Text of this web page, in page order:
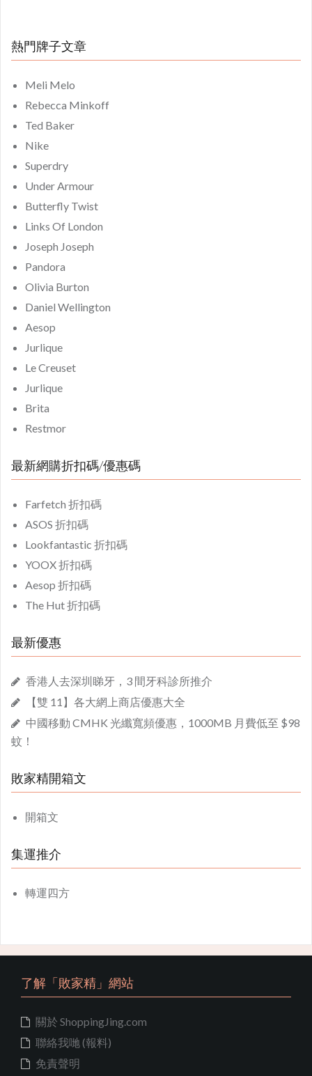
熱門牌子文章
Meli Melo
Rebecca Minkoff
Ted Baker
Nike
Superdry
Under Armour
Butterfly Twist
Links Of London
Joseph Joseph
Pandora
Olivia Burton
Daniel Wellington
Aesop
Jurlique
Le Creuset
Jurlique
Brita
Restmor
最新網購折扣碼/優惠碼
Farfetch 折扣碼
ASOS 折扣碼
Lookfantastic 折扣碼
YOOX 折扣碼
Aesop 折扣碼
The Hut 折扣碼
最新優惠
香港人去深圳睇牙，3 間牙科診所推介
【雙 11】各大網上商店優惠大全
中國移動 CMHK 光纖寬頻優惠，1000MB 月費低至 $98
蚊！
敗家精開箱文
開箱文
集運推介
轉運四方
了解「敗家精」網站
關於 ShoppingJing.com
聯絡我哋 (報料)
免責聲明